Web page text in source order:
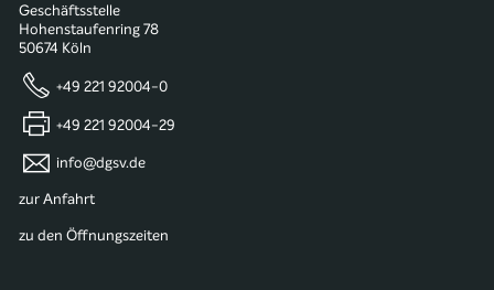
Geschäftsstelle
Hohenstaufenring 78
50674 Köln
+49 221 92004-0
+49 221 92004-29
info@dgsv.de
zur Anfahrt
zu den Öffnungszeiten